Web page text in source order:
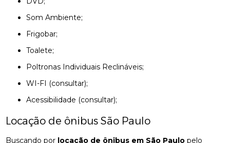
Som Ambiente;
Frigobar;
Toalete;
Poltronas Individuais Reclináveis;
WI-FI (consultar);
Acessibilidade (consultar);
Locação de ônibus São Paulo
Buscando por locação de ônibus em São Paulo pelo